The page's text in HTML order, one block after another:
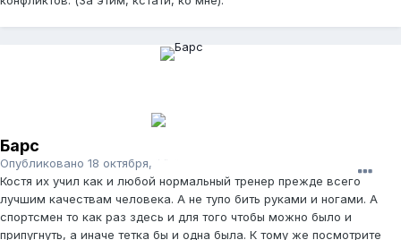
Барс
Опубликовано 18 октября, 2011
Костя их учил как и любой нормальный тренер прежде всего
лучшим качествам человека. А не тупо бить руками и ногами. А
спортсмен то как раз здесь и для того чтобы можно было и
припугнуть, а иначе тетка бы и одна была. К тому же посмотрите